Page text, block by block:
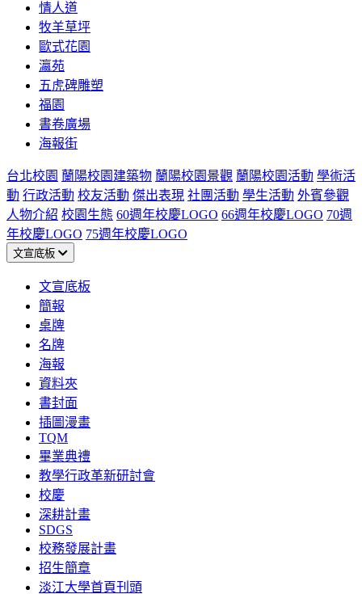
情人道
牧羊草坪
歐式花園
瀛苑
五虎碑雕塑
福園
書卷廣場
海報街
台北校園 蘭陽校園建築物 蘭陽校園景觀 蘭陽校園活動 學術活
動 行政活動 校友活動 傑出表現 社團活動 學生活動 外賓參觀
人物介紹 校園生態 60週年校慶LOGO 66週年校慶LOGO 70週
年校慶LOGO 75週年校慶LOGO
文宣底板
文宣底板
簡報
桌牌
名牌
海報
資料夾
書封面
插圖漫畫
TQM
畢業典禮
教學行政革新研討會
校慶
深耕計畫
SDGS
校務發展計畫
招生簡章
淡江大學首頁刊頭